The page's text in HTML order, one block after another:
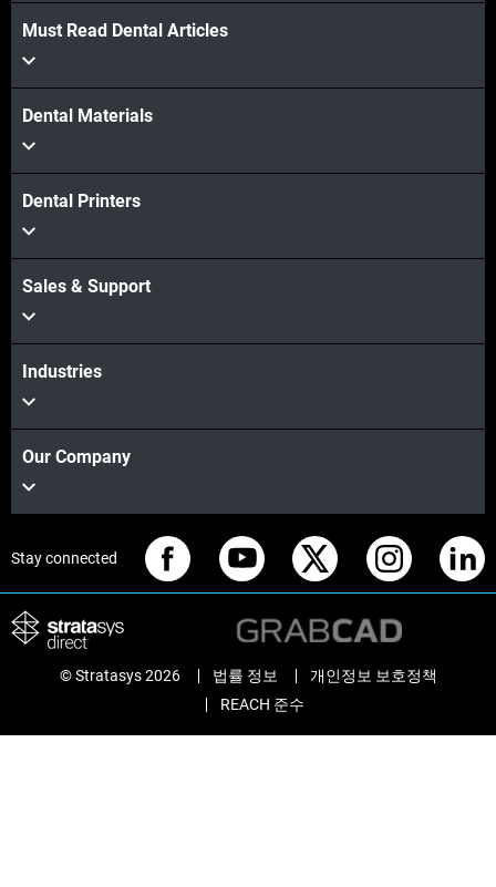
Must Read Dental Articles
Dental Materials
Dental Printers
Sales & Support
Industries
Our Company
Stay connected
© Stratasys 2026 법률 정보
개인정보 보호정책
REACH 준수